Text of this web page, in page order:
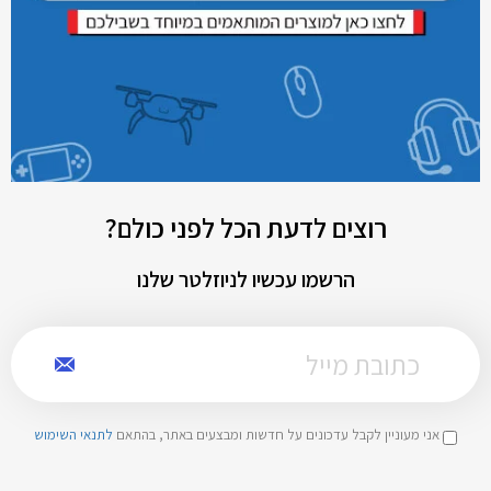
רוצים לדעת הכל לפני כולם?
הרשמו עכשיו לניוזלטר שלנו
אני מעוניין לקבל עדכונים על חדשות ומבצעים באתר, בהתאם לתנאי השימוש